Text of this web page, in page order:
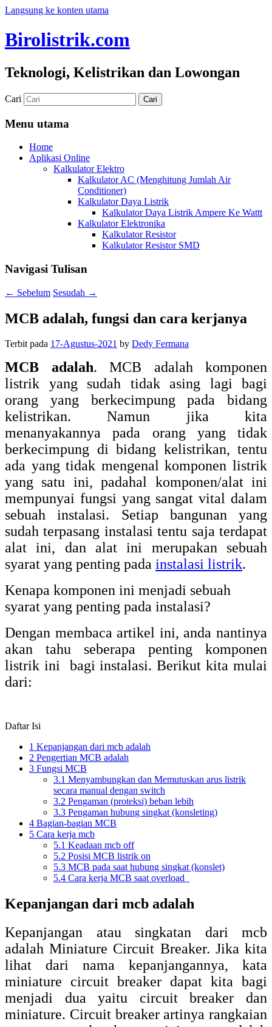
Langsung ke konten utama
Birolistrik.com
Teknologi, Kelistrikan dan Lowongan
Cari
Menu utama
Home
Aplikasi Online
Kalkulator Elektro
Kalkulator AC (Menghitung Jumlah Air
Conditioner)
Kalkulator Daya Listrik
Kalkulator Daya Listrik Ampere Ke Wattt
Kalkulator Elektronika
Kalkulator Resistor
Kalkulator Resistor SMD
Navigasi Tulisan
← Sebelum Sesudah →
MCB adalah, fungsi dan cara kerjanya
Terbit pada 17-Agustus-2021 by Dedy Fermana
MCB adalah. MCB adalah komponen
listrik yang sudah tidak asing lagi bagi
orang yang berkecimpung pada bidang
kelistrikan. Namun jika kita
menanyakannya pada orang yang tidak
berkecimpung di bidang kelistrikan, tentu
ada yang tidak mengenal komponen listrik
yang satu ini, padahal komponen/alat ini
mempunyai fungsi yang sangat vital dalam
sebuah instalasi. Setiap bangunan yang
sudah terpasang instalasi tentu saja terdapat
alat ini, dan alat ini merupakan sebuah
syarat yang penting pada instalasi listrik.
Kenapa komponen ini menjadi sebuah
syarat yang penting pada instalasi?
Dengan membaca artikel ini, anda nantinya
akan tahu seberapa penting komponen
listrik ini bagi instalasi. Berikut kita mulai
dari:
Daftar Isi
1 Kepanjangan dari mcb adalah
2 Pengertian MCB adalah
3 Fungsi MCB
3.1 Menyambungkan dan Memutuskan arus listrik
secara manual dengan switch
3.2 Pengaman (proteksi) beban lebih
3.3 Pengaman hubung singkat (konsleting)
4 Bagian-bagian MCB
5 Cara kerja mcb
5.1 Keadaan mcb off
5.2 Posisi MCB listrik on
5.3 MCB pada saat hubung singkat (konslet)
5.4 Cara kerja MCB saat overload
Kepanjangan dari mcb adalah
Kepanjangan atau singkatan dari mcb
adalah Miniature Circuit Breaker. Jika kita
lihat dari nama kepanjangannya, kata
miniature circuit breaker dapat kita bagi
menjadi dua yaitu circuit breaker dan
miniature. Circuit breaker artinya rangkaian